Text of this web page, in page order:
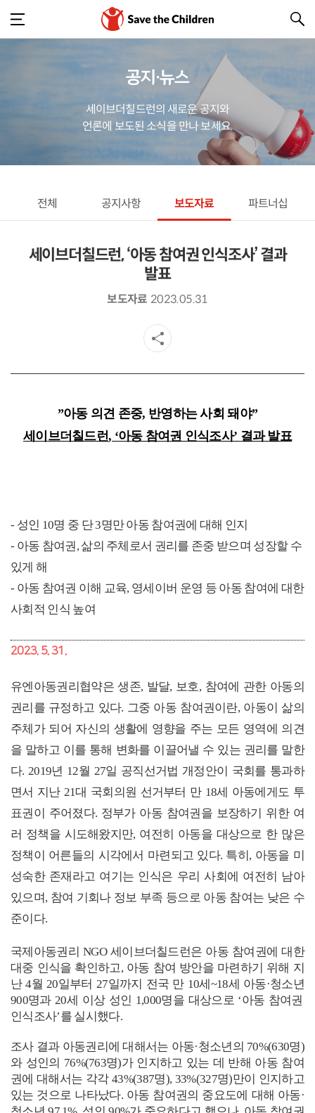
공지·뉴스
세이브더칠드런의 새로운 공지와
언론에 보도된 소식을 만나 보세요.
전체 공지사항 보도자료 파트너십
세이브더칠드런, ‘아동 참여권 인식조사’ 결과
발표
보도자료 2023.05.31
”아동 의견 존중, 반영하는 사회 돼야”
세이브더칠드런, ‘아동 참여권 인식조사’ 결과 발표
- 성인 10명 중 단3명만 아동 참여권에 대해 인지
- 아동 참여권 , 삶의 주체로서 권리를 존중 받으며 성장할 수
있게 해
- 아동 참여권 이해 교육, 영세이버 운영 등 아동 참여에 대한
사회적 인식 높여
2023. 5. 31.
유엔아동권리협약은 생존, 발달, 보호, 참여에 관한 아동의
권리를 규정하고 있다. 그중 아동 참여권이란, 아동이 삶의
주체가 되어 자신의 생활에 영향을 주는 모든 영역에 의견
을 말하고 이를 통해 변화를 이끌어낼 수 있는 권리를 말한
다. 2019년 12월 27일 공직선거법 개정안이 국회를 통과하
면서 지난 21대 국회의원 선거부터 만18세 아동에게도 투
표권이 주어졌다. 정부가 아동 참여권을 보장하기 위한 여
러 정책을 시도해왔지만, 여전히 아동을 대상으로 한 많은
정책이 어른들의 시각에서 마련되고 있다. 특히, 아동을 미
성숙한 존재라고 여기는 인식은 우리 사회에 여전히 남아
있으며, 참여 기회나 정보 부족 등으로 아동 참여는 낮은 수
준이다.
국제아동권리 NGO 세이브더칠드런은 아동 참여권에 대한
대중 인식을 확인하고, 아동 참여 방안을 마련하기 위해 지
난4월20일부터 27일까지 전국 만 10세~18세 아동·청소년
900명과20세 이상 성인 1,000명을 대상으로 ‘아동 참여권
인식조사’를 실시했다.
조사 결과 아동권리에 대해서는 아동·청소년의 70%(630명)
와 성인의 76%(763명)가 인지하고 있는 데 반해 아동 참여
권에 대해서는 각각 43%(387명), 33%(327명)만이 인지하고
있는 것으로 나타났다. 아동 참여권의 중요도에 대해 아동·